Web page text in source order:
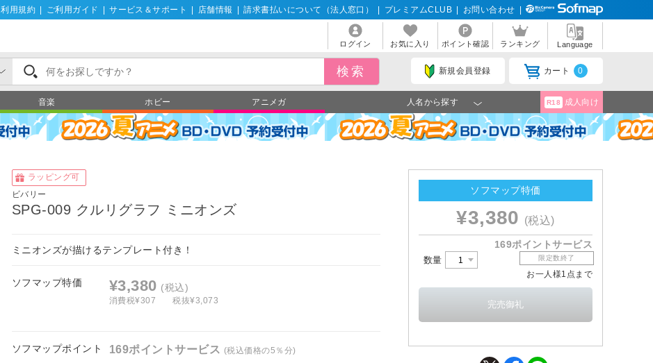
利用規約 ご利用ガイド サービス＆サポート 店舗情報 請求書払いについて（法人窓口） プレミアムCLUB お問い合わせ
ログイン お気に入り ポイント確認 ランキング Language
新規会員登録 カート 0
音楽 ホビー アニメガ 人名から探す R18 成人向け
ラッピング可
ビバリー
SPG-009 クルリグラフ ミニオンズ
ミニオンズが描けるテンプレート付き！
ソフマップ特価 ¥3,380 (税込)
消費税¥307 税抜¥3,073
ソフマップポイント 169ポイントサービス (税込価格の5％分)
ソフマップ特価
¥3,380 (税込)
169ポイントサービス
数量 限定数終了
お一人様1点まで